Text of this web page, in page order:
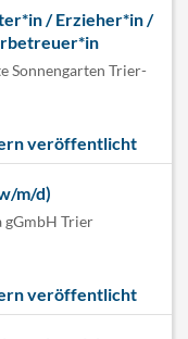
/ Erzieher*in /
Sonnengarten Trier-
veröffentlicht
m/d)
gGmbH Trier
veröffentlicht